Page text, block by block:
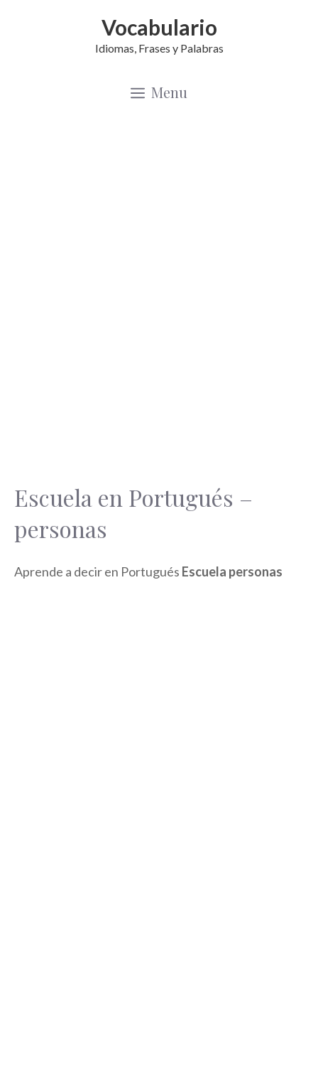
Vocabulario
Idiomas, Frases y Palabras
Menu
Escuela en Portugués –
personas
Aprende a decir en Portugués Escuela personas